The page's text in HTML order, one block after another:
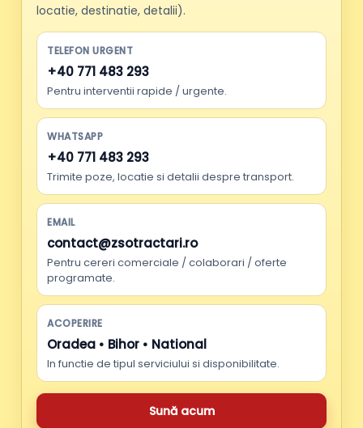
locatie, destinatie, detalii).
TELEFON URGENT
+40 771 483 293
Pentru interventii rapide / urgente.
WHATSAPP
+40 771 483 293
Trimite poze, locatie si detalii despre transport.
EMAIL
contact@zsotractari.ro
Pentru cereri comerciale / colaborari / oferte
programate.
ACOPERIRE
Oradea • Bihor • National
In functie de tipul serviciului si disponibilitate.
Sună acum